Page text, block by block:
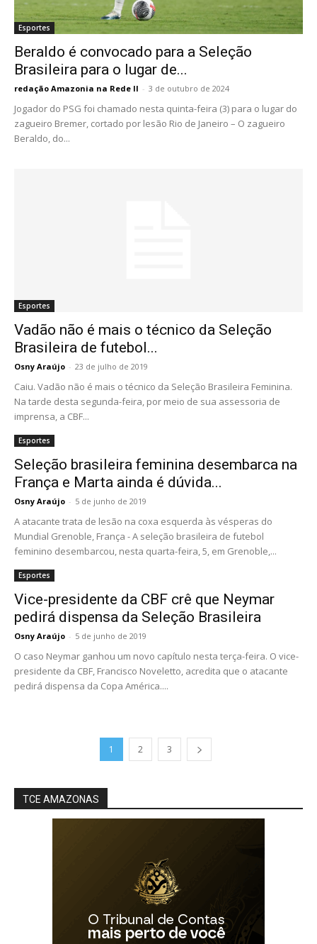
Esportes
Beraldo é convocado para a Seleção
Brasileira para o lugar de...
redação Amazonia na Rede II - 3 de outubro de 2024
Jogador do PSG foi chamado nesta quinta-feira (3) para o lugar do
zagueiro Bremer, cortado por lesão Rio de Janeiro – O zagueiro
Beraldo, do...
Esportes
Vadão não é mais o técnico da Seleção
Brasileira de futebol...
Osny Araújo - 23 de julho de 2019
Caiu. Vadão não é mais o técnico da Seleção Brasileira Feminina.
Na tarde desta segunda-feira, por meio de sua assessoria de
imprensa, a CBF...
Esportes
Seleção brasileira feminina desembarca na
França e Marta ainda é dúvida...
Osny Araújo - 5 de junho de 2019
A atacante trata de lesão na coxa esquerda às vésperas do
Mundial Grenoble, França - A seleção brasileira de futebol
feminino desembarcou, nesta quarta-feira, 5, em Grenoble,...
Esportes
Vice-presidente da CBF crê que Neymar
pedirá dispensa da Seleção Brasileira
Osny Araújo - 5 de junho de 2019
O caso Neymar ganhou um novo capítulo nesta terça-feira. O vice-
presidente da CBF, Francisco Noveletto, acredita que o atacante
pedirá dispensa da Copa América....
1 2 3
TCE AMAZONAS